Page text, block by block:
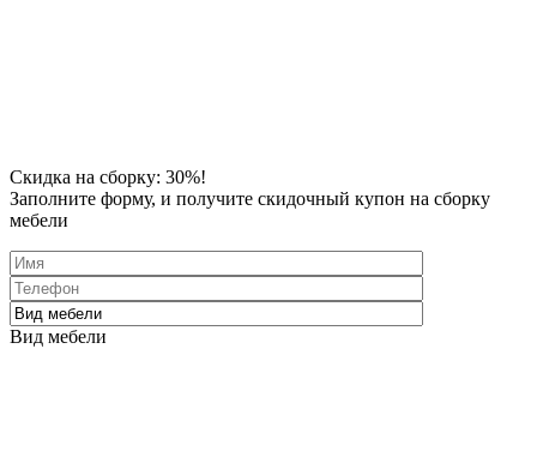
Скидка на сборку: 30%!
Заполните форму, и получите скидочный купон на сборку
мебели
Вид мебели